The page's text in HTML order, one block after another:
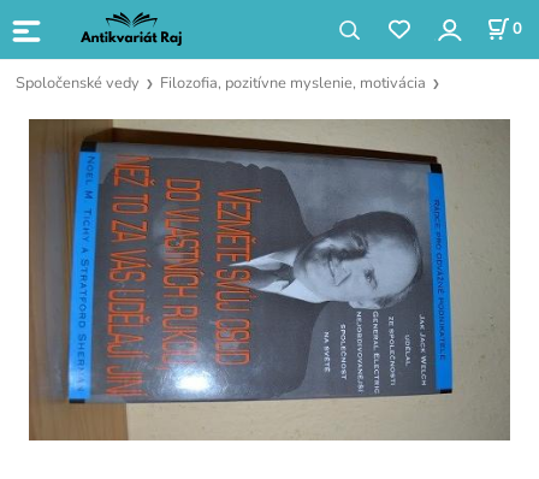
0
Spoločenské vedy Filozofia, pozitívne myslenie, motivácia